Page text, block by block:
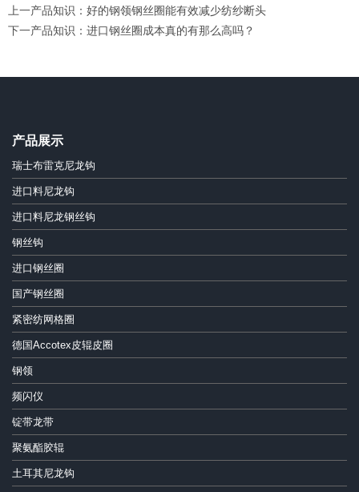
上一产品知识：好的钢领钢丝圈能有效减少纺纱断头
下一产品知识：进口钢丝圈成本真的有那么高吗？
产品展示
瑞士布雷克尼龙钩
进口料尼龙钩
进口料尼龙钢丝钩
钢丝钩
进口钢丝圈
国产钢丝圈
紧密纺网格圈
德国Accotex皮辊皮圈
钢领
频闪仪
锭带龙带
聚氨酯胶辊
土耳其尼龙钩